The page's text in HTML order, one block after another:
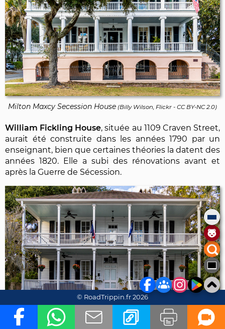
Milton Maxcy Secession House (Billy Wilson, Flickr - CC BY-NC 2.0)
William Fickling House, située au 1109 Craven Street,
aurait été construite dans les années 1790 par un
enseignant, bien que certaines théories la datent des
années 1820. Elle a subi des rénovations avant et
après la Guerre de Sécession.
© RoadTrippin.fr 2026